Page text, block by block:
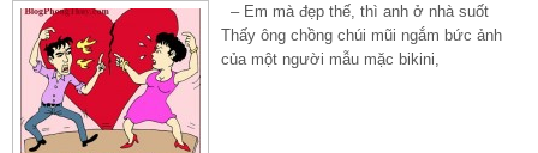
– Em mà đẹp thế, thì anh ở nhà suốt
Thấy ông chồng chúi mũi ngắm bức ảnh
của một người mẫu mặc bikini,